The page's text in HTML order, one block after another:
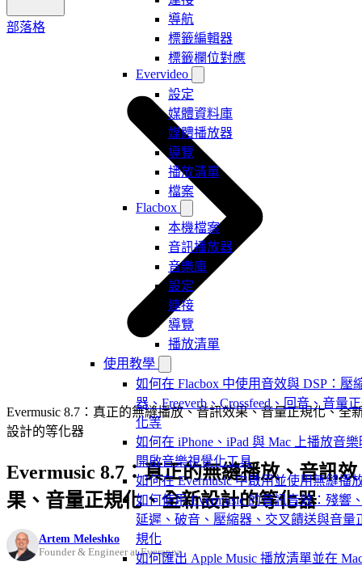
導航
標籤編輯器
標籤欄位對應
Evervideo
設定
媒體資料庫
媒體播放器
導覽
播放清單
檔案
Flacbox
本機檔案
音訊播放器
音樂庫
設定
連接
導覽
播放清單
使用教學
如何在 Flacbox 中使用音效與 DSP：壓
器、Freeverb、Crossfeed、回音、音量
化等
如何在 iPhone、iPad 與 Mac 上播放音樂
開啟音樂視覺化工具
如何在 Evermusic 中啟用並使用無縫播
如何使用 Evermusic 的音訊音效：殘響
延遲、破音、壓縮器、交叉饋送與音量
規化
如何匯出 Apple Music 播放清單並在
部落格
Evermusic 8.7：真正的無縫播放、音訊效果、音量正規化、全
設計的等化器
Evermusic 8.7：真正的無縫播放、音訊效
果、音量正規化、全新設計的等化器
Artem Meleshko
Founder & Engineer at Everappz